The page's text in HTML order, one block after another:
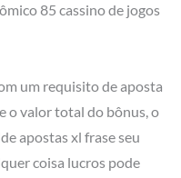
85 cassino de jogos
um requisito de aposta
o valor total do bônus, o
apostas xl frase seu
coisa lucros pode